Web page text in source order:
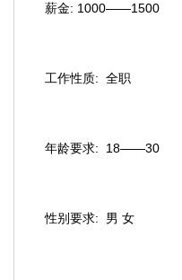
薪金: 1000——1500
工作性质: 全职
年龄要求: 18——30
性别要求: 男 女